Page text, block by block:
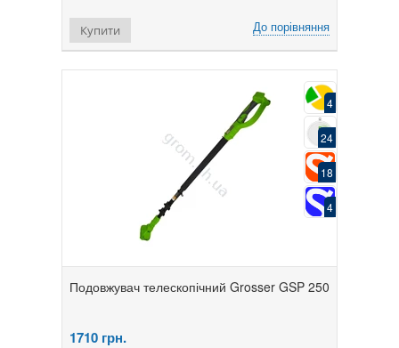
До порівняння
Купити
4
24
18
4
Подовжувач телескопічний Grosser GSP 250
1710 грн.